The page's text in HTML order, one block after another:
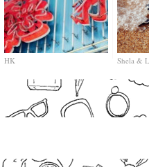
HK Shela &